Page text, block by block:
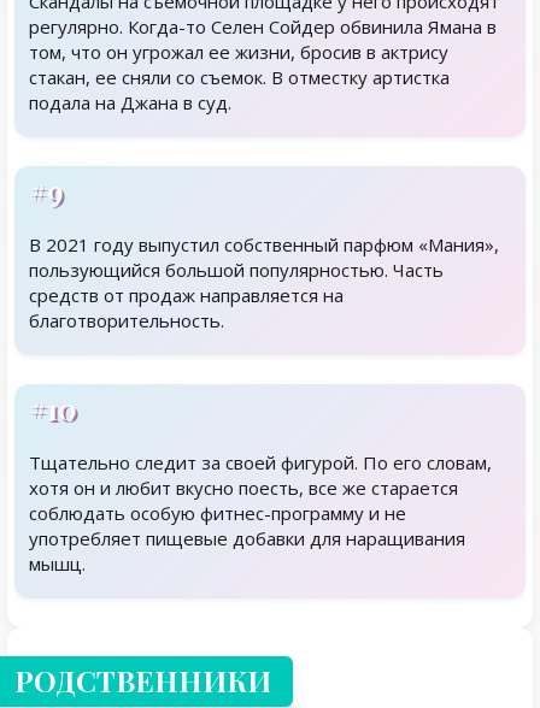
регулярно. Когда-то Селен Сойдер обвинила Ямана в
том, что он угрожал ее жизни, бросив в актрису
стакан, ее сняли со съемок. В отместку артистка
подала на Джана в суд.
#9
В 2021 году выпустил собственный парфюм «Мания»,
пользующийся большой популярностью. Часть
средств от продаж направляется на
благотворительность.
#10
Тщательно следит за своей фигурой. По его словам,
хотя он и любит вкусно поесть, все же старается
соблюдать особую фитнес-программу и не
употребляет пищевые добавки для наращивания
мышц.
Родственники
РОДСТВЕННИКИ